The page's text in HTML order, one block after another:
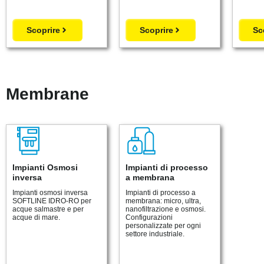
Scoprire Scoprire
Membrane
Impianti Osmosi
inversa
Impianti osmosi inversa
SOFTLINE IDRO-RO per
acque salmastre e per
acque di mare.
Impianti di processo
a membrana
Impianti di processo a
membrana: micro, ultra,
nanofiltrazione e osmosi.
Configurazioni
personalizzate per ogni
settore industriale.